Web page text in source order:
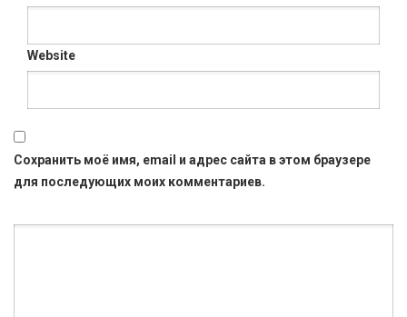
Website
Сохранить моё имя, email и адрес сайта в этом браузере
для последующих моих комментариев.